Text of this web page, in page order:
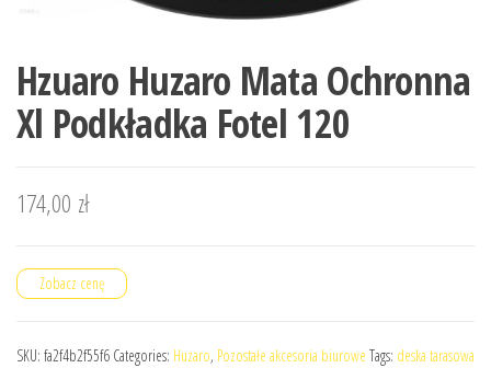
Hzuaro Huzaro Mata Ochronna
Xl Podkładka Fotel 120
174,00 zł
Zobacz cenę
SKU: fa2f4b2f55f6 Categories: Huzaro, Pozostałe akcesoria biurowe Tags: deska tarasowa